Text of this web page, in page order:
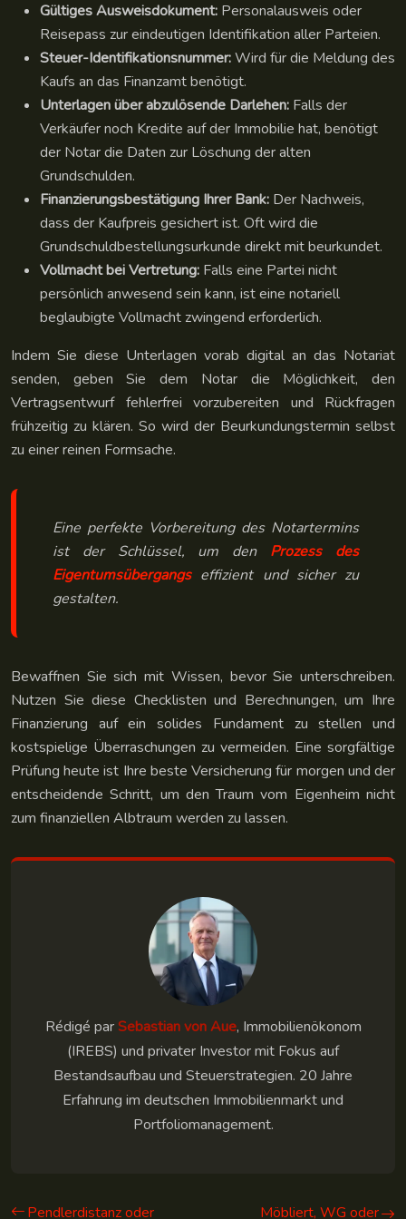
Gültiges Ausweisdokument: Personalausweis oder
Reisepass zur eindeutigen Identifikation aller Parteien.
Steuer-Identifikationsnummer:Wird für die Meldung des
Kaufs an das Finanzamt benötigt.
Unterlagen über abzulösende Darlehen: Falls der
Verkäufer noch Kredite auf der Immobilie hat, benötigt
der Notar die Daten zur Löschung der alten
Grundschulden.
Finanzierungsbestätigung Ihrer Bank: Der Nachweis,
dass der Kaufpreis gesichert ist. Oft wird die
Grundschuldbestellungsurkunde direkt mit beurkundet.
Vollmacht bei Vertretung: Falls eine Partei nicht
persönlich anwesend sein kann, ist eine notariell
beglaubigte Vollmacht zwingend erforderlich.
Indem Sie diese Unterlagen vorab digital an das Notariat
senden, geben Sie dem Notar die Möglichkeit, den
Vertragsentwurf fehlerfrei vorzubereiten und Rückfragen
frühzeitig zu klären. So wird der Beurkundungstermin selbst
zu einer reinen Formsache.
Eine perfekte Vorbereitung des Notartermins
ist der Schlüssel, um den Prozess des
Eigentumsübergangseffizient und sicher zu
gestalten.
Bewaffnen Sie sich mit Wissen, bevor Sie unterschreiben.
Nutzen Sie diese Checklisten und Berechnungen, um Ihre
Finanzierung auf ein solides Fundament zu stellen und
kostspielige Überraschungen zu vermeiden. Eine sorgfältige
Prüfung heute ist Ihre beste Versicherung für morgen und der
entscheidende Schritt, um den Traum vom Eigenheim nicht
zum finanziellen Albtraum werden zu lassen.
Rédigé parSebastian von Aue, Immobilienökonom
(IREBS) und privater Investor mit Fokus auf
Bestandsaufbau und Steuerstrategien. 20 Jahre
Erfahrung im deutschen Immobilienmarkt und
Portfoliomanagement.
Pendlerdistanz oder Möbliert, WG oder